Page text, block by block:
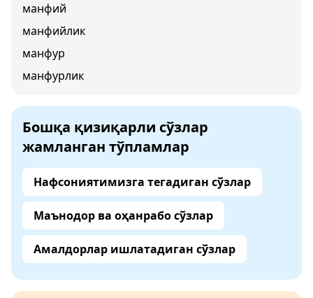
манфий
манфийлик
манфур
манфурлик
Бошқа қизиқарли сўзлар
жамланган тўпламлар
Нафсониятимизга тегадиган сўзлар
Маънодор ва оҳанрабо сўзлар
Амалдорлар ишлатадиган сўзлар